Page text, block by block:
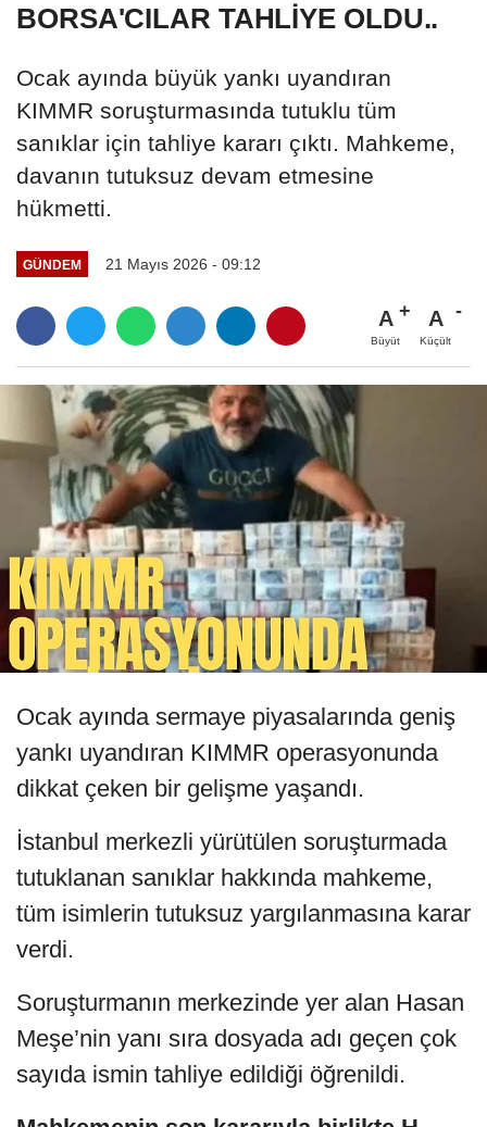
BORSA'CILAR TAHLİYE OLDU..
Ocak ayında büyük yankı uyandıran
KIMMR soruşturmasında tutuklu tüm
sanıklar için tahliye kararı çıktı. Mahkeme,
davanın tutuksuz devam etmesine
hükmetti.
GÜNDEM 21 Mayıs 2026 - 09:12
A
Büyüt
A
Küçült
Ocak ayında sermaye piyasalarında geniş
yankı uyandıran KIMMR operasyonunda
dikkat çeken bir gelişme yaşandı.
İstanbul merkezli yürütülen soruşturmada
tutuklanan sanıklar hakkında mahkeme,
tüm isimlerin tutuksuz yargılanmasına karar
verdi.
Soruşturmanın merkezinde yer alan Hasan
Meşe’nin yanı sıra dosyada adı geçen çok
sayıda ismin tahliye edildiği öğrenildi.